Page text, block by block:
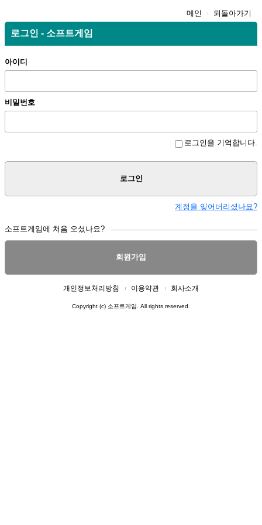
메인 되돌아가기
로그인 - 소프트게임
아이디
비밀번호
로그인을 기억합니다.
로그인
계정을 잊어버리셨나요?
소프트게임에 처음 오셨나요?
회원가입
개인정보처리방침 이용약관 회사소개
Copyright (c) 소프트게임. All rights reserved.